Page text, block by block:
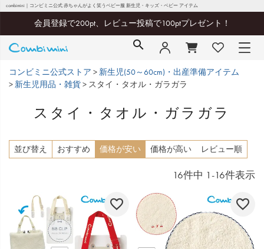
combimini｜コンビミニ公式 赤ちゃんがよく笑うベビー服 新生児・キッズ・ベビー アイテム
会員登録で200pt、レビュー投稿で100ptプレゼント！
コンビミニ公式ストア
新生児(50～60cm)・出産準備アイテム
新生児用品・雑貨
スタイ・タオル・ガラガラ
スタイ・タオル・ガラガラ
並び替え おすすめ 価格が安い 価格が高い レビュー順
16件中 1 -16件表示